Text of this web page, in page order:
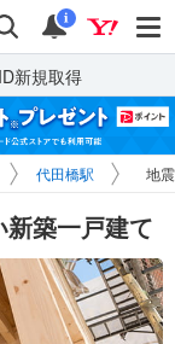
検索 通知
i
ID新規取得
代田橋駅 地
築一戸建て